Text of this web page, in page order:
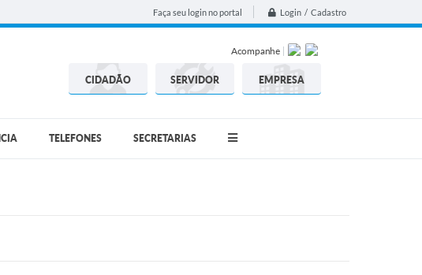
Faça seu login no portal Login / Cadastro
Acompanhe
CIDADÃO SERVIDOR EMPRESA
TELEFONES SECRETARIAS